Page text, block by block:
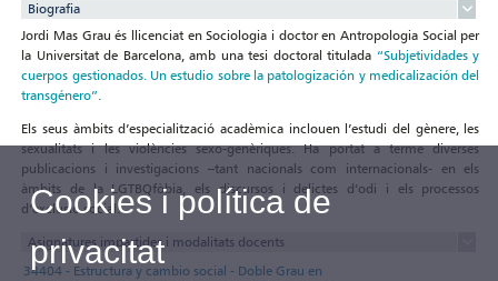
Biografia
Jordi Mas Grau és llicenciat en Sociologia i doctor en Antropologia Social per
la Universitat de Barcelona, amb una tesi doctoral titulada “Subjetividades y
cuerpos gestionados. Un estudio sobre la patologización y medicalización del
transgénero”.
Els seus àmbits d’especialització acadèmica inclouen l’estudi del gènere, les
sexualitats i les violències sexo-genèriques. Ha portat a terme diverses
publicacions i investigacions –tant nacionals com internacionals- en els
àmbits de la LGTBQfòbia, els discursos i delictes d’odi i els processos
d’exclusió social.
Asignatures impartides i modalitats docents
34404 - Estructura y cambio social - Doble Grau en
Cookies i política de
privacitat